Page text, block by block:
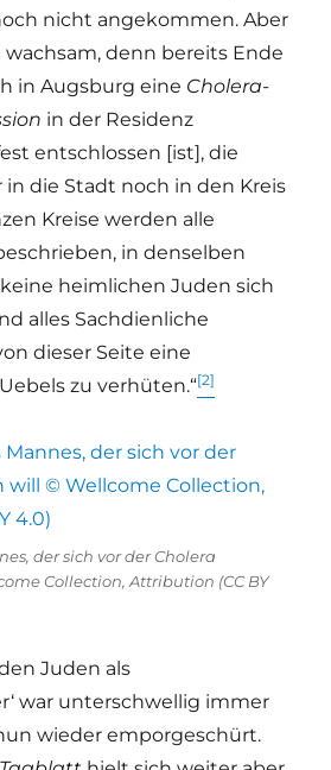
nicht angekommen. Aber
denn bereits Ende
in Augsburg eine Cholera-
in der Residenz
entschlossen [ist], die
die Stadt noch in den Kreis
Kreise werden alle
in denselben
heimlichen Juden sich
alles Sachdienliche
dieser Seite eine
zu verhüten.“[2]
der sich vor der Cholera
Collection, Attribution (CC BY
Juden als
war unterschwellig immer
wieder emporgeschürt.